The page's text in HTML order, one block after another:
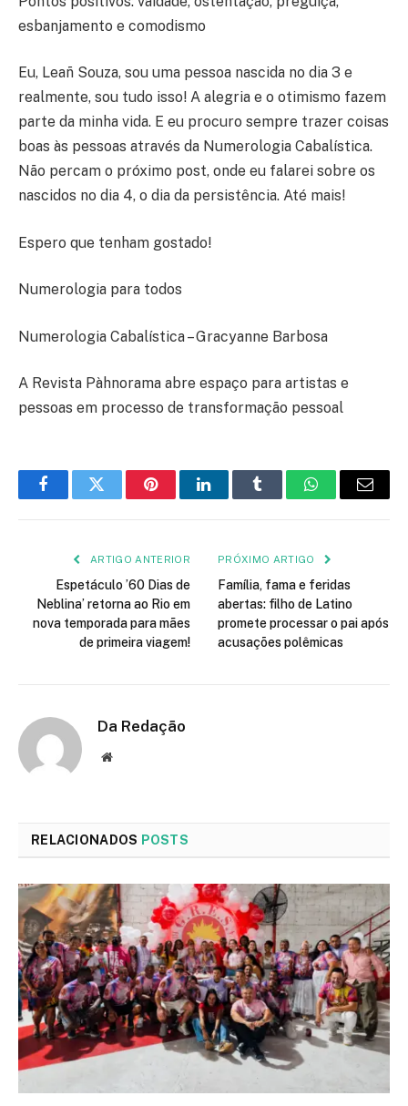
esbanjamento e comodismo
Eu, Leañ Souza, sou uma pessoa nascida no dia 3 e
realmente, sou tudo isso! A alegria e o otimismo fazem
parte da minha vida. E eu procuro sempre trazer coisas
boas às pessoas através da Numerologia Cabalística.
Não percam o próximo post, onde eu falarei sobre os
nascidos no dia 4, o dia da persistência. Até mais!
Espero que tenham gostado!
Numerologia para todos
Numerologia Cabalística – Gracyanne Barbosa
A Revista Pàhnorama abre espaço para artistas e
pessoas em processo de transformação pessoal
FacebookTwitter PinterestLinkedInTumblr WhatsApp
E-
ARTIGO ANTERIOR
Espetáculo ’60 Dias de
Neblina’ retorna ao Rio em
nova temporada para mães
de primeira viagem!
PRÓXIMO ARTIGO
Família, fama e feridas
abertas: filho de Latino
promete processar o pai após
acusações polêmicas
Da Redação
Site
RELACIONADOS POSTS